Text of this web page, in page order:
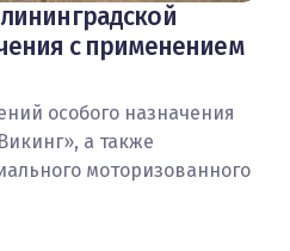
с применением
особого назначения
а также
моторизованного